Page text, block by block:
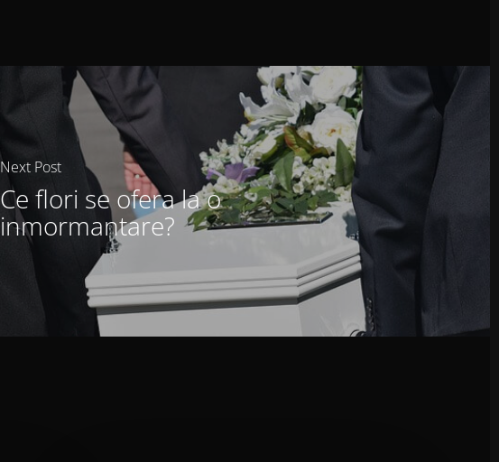
Next Post
Ce flori se ofera la o
inmormantare?